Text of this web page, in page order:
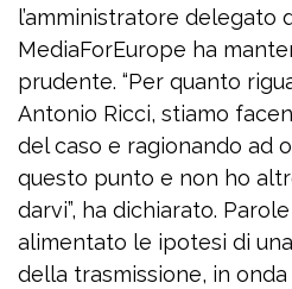
l’amministratore delegato
MediaForEurope ha
prudente. “Per quanto
Antonio Ricci, stiamo
del caso e ragionando ad
questo punto e non ho
darvi”, ha dichiarato.
alimentato le ipotesi di
della trasmissione, in